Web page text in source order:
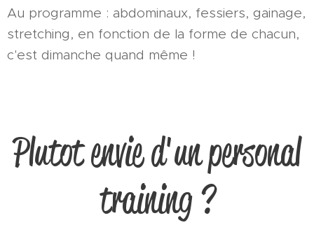
Au programme : abdominaux, fessiers, gainage,
stretching, en fonction de la forme de chacun,
c'est dimanche quand même !
Plutot envie d'un personal
training ?